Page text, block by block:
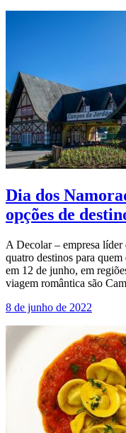
Dia dos
opções de
A Decolar – empresa
quatro destinos para
em 12 de junho, em
viagem romântica são
8 de junho de 2022